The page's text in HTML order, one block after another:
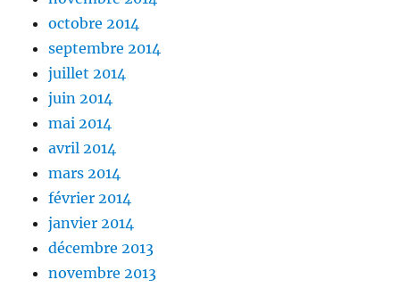
octobre 2014
septembre 2014
juillet 2014
juin 2014
mai 2014
avril 2014
mars 2014
février 2014
janvier 2014
décembre 2013
novembre 2013